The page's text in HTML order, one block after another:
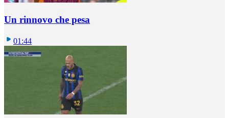
Un rinnovo che pesa
01:44